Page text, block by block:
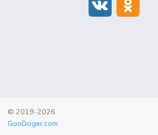
© 2019-2026
GooDoger.com